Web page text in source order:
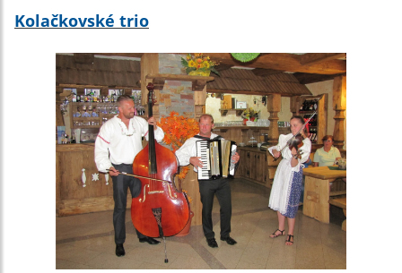
Kolačkovské trio